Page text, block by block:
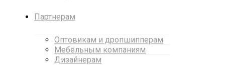
Партнерам
Оптовикам и дропшипперам
Мебельным компаниям
Дизайнерам